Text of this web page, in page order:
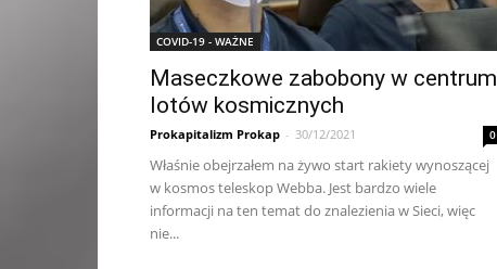
COVID-19 - WAŻNE
Maseczkowe zabobony w centrum
lotów kosmicznych
Prokapitalizm Prokap - 30/12/2021 0
Właśnie obejrzałem na żywo start rakiety wynoszącej
w kosmos teleskop Webba. Jest bardzo wiele
informacji na ten temat do znalezienia w Sieci, więc
nie...